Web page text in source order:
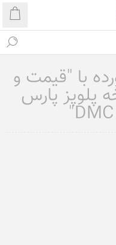
با "قیمت و
پلوپز پارس